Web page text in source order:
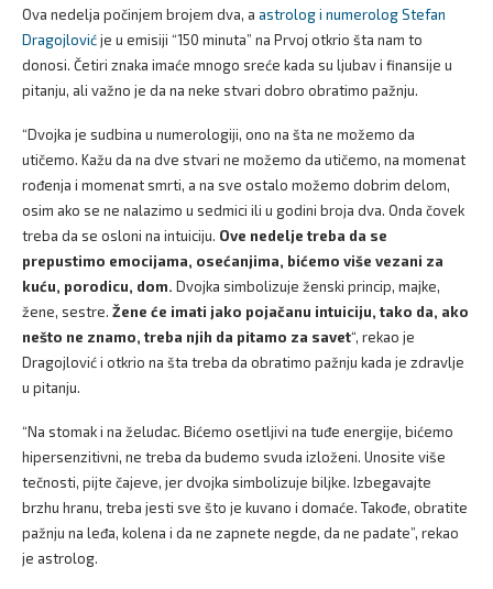
Ova nedelja počinjem brojem dva, a astrolog i numerolog Stefan
Dragojlovićje u emisiji “150 minuta” na Prvoj otkrio šta nam to
donosi. Četiri znaka imaće mnogo sreće kada su ljubav i finansije u
pitanju, ali važno je da na neke stvari dobro obratimo pažnju.
“Dvojka je sudbina u numerologiji, ono na šta ne možemo da
utičemo. Kažu da na dve stvari ne možemo da utičemo, na momenat
rođenja i momenat smrti, a na sve ostalo možemo dobrim delom,
osim ako se ne nalazimo u sedmici ili u godini broja dva. Onda čovek
treba da se osloni na intuiciju. Ove nedelje treba da se
prepustimo emocijama, osećanjima, bićemo više vezani za
kuću, porodicu, dom. Dvojka simbolizuje ženski princip, majke,
žene, sestre. Žene će imati jako pojačanu intuiciju, tako da, ako
nešto ne znamo, treba njih da pitamo za savet“, rekao je
Dragojlović i otkrio na šta treba da obratimo pažnju kada je zdravlje
u pitanju.
“Na stomak i na želudac. Bićemo osetljivi na tuđe energije, bićemo
hipersenzitivni, ne treba da budemo svuda izloženi. Unosite više
tečnosti, pijte čajeve, jer dvojka simbolizuje biljke. Izbegavajte
brzhu hranu, treba jesti sve što je kuvano i domaće. Takođe, obratite
pažnju na leđa, kolena i da ne zapnete negde, da ne padate”, rekao
je astrolog.